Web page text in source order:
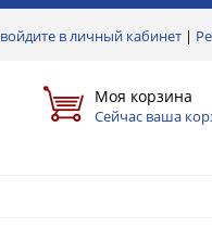
войдите в личный кабинет |
Моя корзина
Сейчас ваша